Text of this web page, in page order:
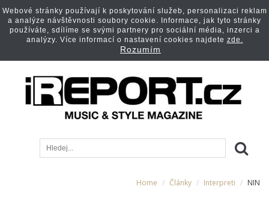
Home Články Interpreti NIN
Webové stránky používají k poskytování služeb, personalizaci reklam
a analýze návštěvnosti soubory cookie. Informace, jak tyto stránky
používáte, sdílíme se svými partnery pro sociální média, inzerci a
analýzy. Více informací o nastavení cookies najdete zde.
Rozumím